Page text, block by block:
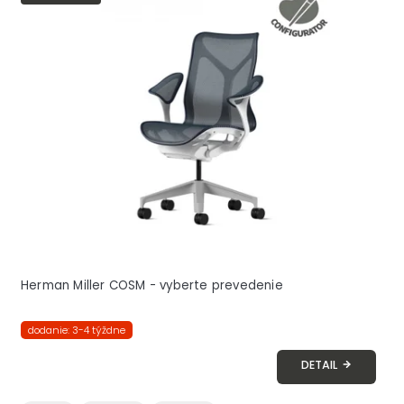
Herman Miller COSM - vyberte prevedenie
dodanie: 3-4 týždne
DETAIL